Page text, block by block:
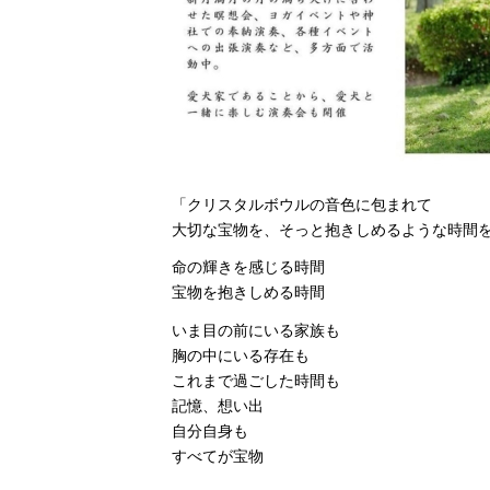
「クリスタルボウルの音色に包まれて
大切な宝物を、そっと抱きしめるような時間
命の輝きを感じる時間
宝物を抱きしめる時間
いま目の前にいる家族も
胸の中にいる存在も
これまで過ごした時間も
記憶、想い出
自分自身も
すべてが宝物